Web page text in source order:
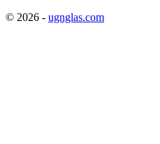
© 2026 - ugnglas.com